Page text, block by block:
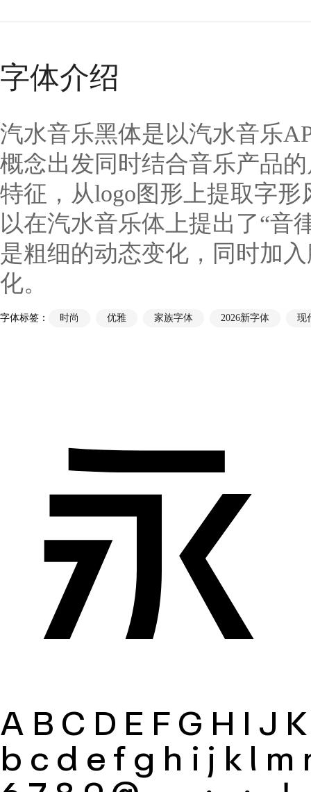
字体介绍
汽水音乐黑体是以汽水音乐
概念出发同时结合音乐产品
特征，从logo图形上提取字
以在汽水音乐体上提出了“音
是粗细的动态变化，同时加
化。
字体标签： 时尚 优雅 家族字体 2026新字体 现
永